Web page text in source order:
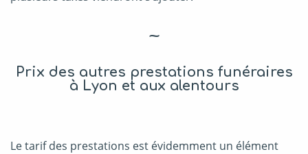
~
Prix des autres prestations funéraires
à Lyon et aux alentours
Le tarif des prestations est évidemment un élément